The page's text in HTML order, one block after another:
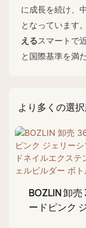
に成長を続け、
となっています
えるスマートで
と国際基準を満
より多くの選
BOZLIN 卸売
ードピンク